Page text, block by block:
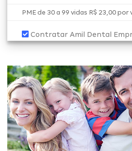
PME de 30 a 99 vidas R$ 23,00 por
Contratar Amil Dental